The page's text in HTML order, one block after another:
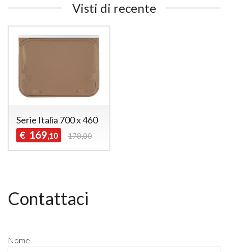
Visti di recente
Serie Italia 700 x 460
€ 169,10 178,00
Contattaci
Nome